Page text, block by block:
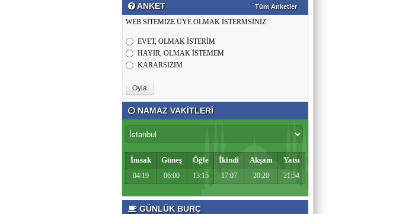
ANKET Tüm Anketler
WEB SİTEMİZE ÜYE OLMAK İSTERMSİNİZ
EVET, OLMAK İSTERİM
HAYIR, OLMAK İSTEMEM
KARARSIZIM
NAMAZ VAKİTLERİ
İmsak Güneş Öğle İkindi Akşam Yatsı
04:19 06:00 13:15 17:07 20:20 21:54
GÜNLÜK BURÇ